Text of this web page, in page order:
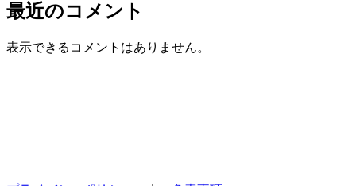
最近のコメント
表示できるコメントはありません。